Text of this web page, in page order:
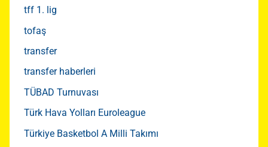
tff 1. lig
tofaş
transfer
transfer haberleri
TÜBAD Turnuvası
Türk Hava Yolları Euroleague
Türkiye Basketbol A Milli Takımı